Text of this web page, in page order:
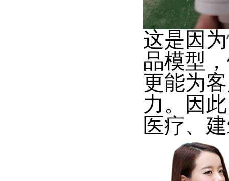
这是因为
品模型
更能为
力。因
医疗、